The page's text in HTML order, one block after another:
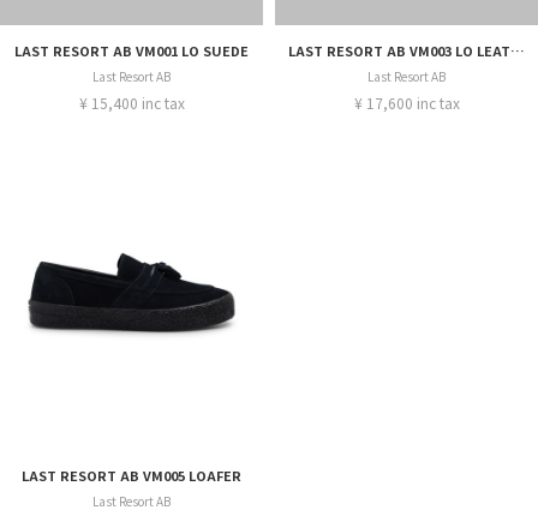
LAST RESORT AB VM001 LO SUEDE
Last Resort AB
¥ 15,400 inc tax
LAST RESORT AB VM003 LO LEATHER
Last Resort AB
¥ 17,600 inc tax
LAST RESORT AB VM005 LOAFER
Last Resort AB